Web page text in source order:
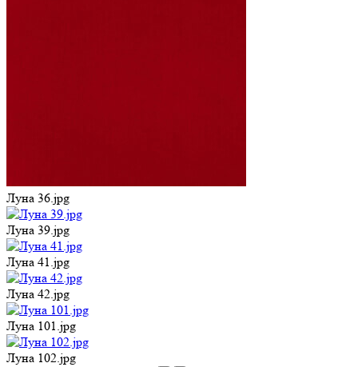
Луна 36.jpg
Луна 39.jpg
Луна 41.jpg
Луна 42.jpg
Луна 101.jpg
Луна 102.jpg